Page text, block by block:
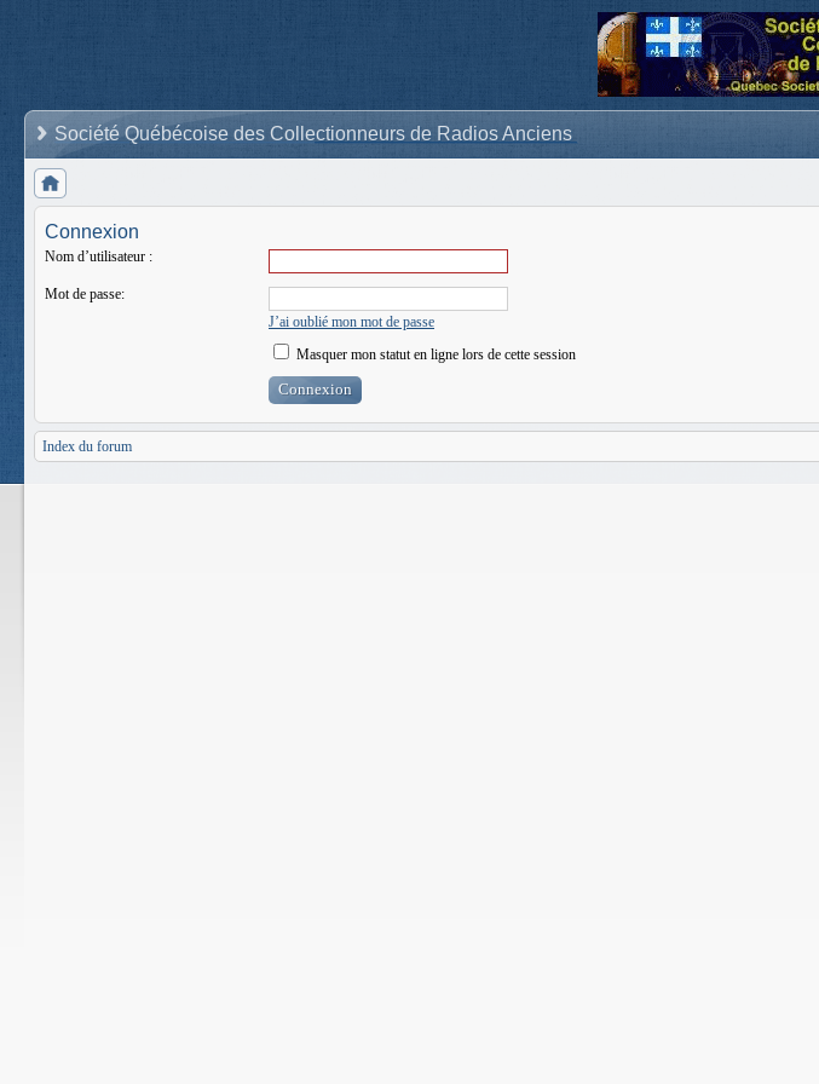
Société Québécoise des Collectionneurs de Radios Anciens
Connexion
Nom d’utilisateur :
Mot de passe:
J’ai oublié mon mot de passe
Masquer mon statut en ligne lors de cette session
Index du forum